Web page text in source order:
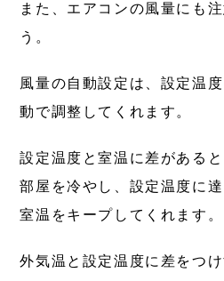
また、エアコンの風量にも
う。
風量の自動設定は、設定温
動で調整してくれます。
設定温度と室温に差がある
部屋を冷やし、設定温度に
室温をキープしてくれます。
外気温と設定温度に差をつ